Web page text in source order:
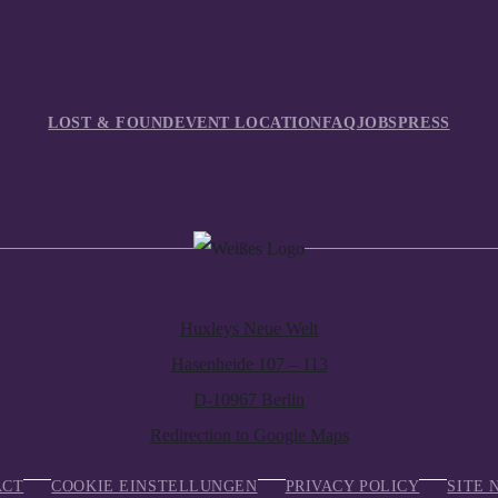
LOST & FOUNDEVENT LOCATIONFAQJOBSPRESS
Huxleys Neue Welt
Hasenheide 107 – 113
D-10967 Berlin
Redirection to Google Maps
COOKIE EINSTELLUNGEN PRIVACY POLICY SITE